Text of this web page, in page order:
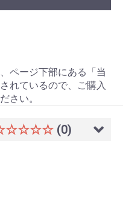
ページ下部にある「当
れているので、ご購入
さい。
(0)